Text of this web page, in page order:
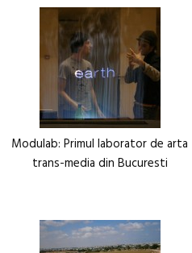
Modulab: Primul laborator de arta
trans-media din Bucuresti